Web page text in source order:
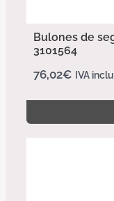
Bulones de
3101564
76,02€ IVA